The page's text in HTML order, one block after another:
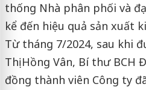
thống Nhà phân phối và
kể đến hiệu quả sản xuất
Từ tháng 7/2024, sau khi
Thị Hồng Vân, Bí thư BCH
đồng thành viên Công ty